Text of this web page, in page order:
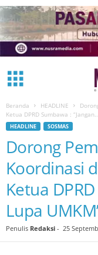
Beranda HEADLINE
Ketua DPRD Sumbawa :
HEADLINE SOSMAS
Dorong
Koordinasi
Ketua
Lupa
Penulis Redaksi - 25